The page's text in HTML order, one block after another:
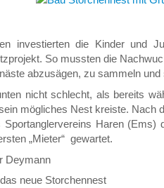
investierten die Kinder und
So mussten die
abzusägen, zu sammeln
nicht schlecht, als bereits
mögliches Nest kreiste. Nach
Sportanglervereins Haren
„Mieter“ gewartet.
Deymann
neue Storchennest